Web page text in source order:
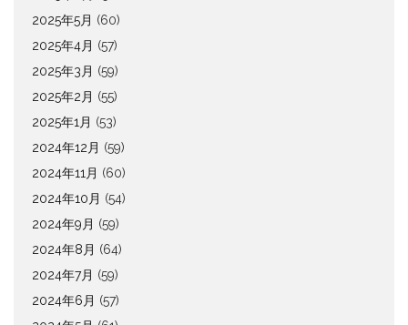
2025年5月 (60)
2025年4月 (57)
2025年3月 (59)
2025年2月 (55)
2025年1月 (53)
2024年12月 (59)
2024年11月 (60)
2024年10月 (54)
2024年9月 (59)
2024年8月 (64)
2024年7月 (59)
2024年6月 (57)